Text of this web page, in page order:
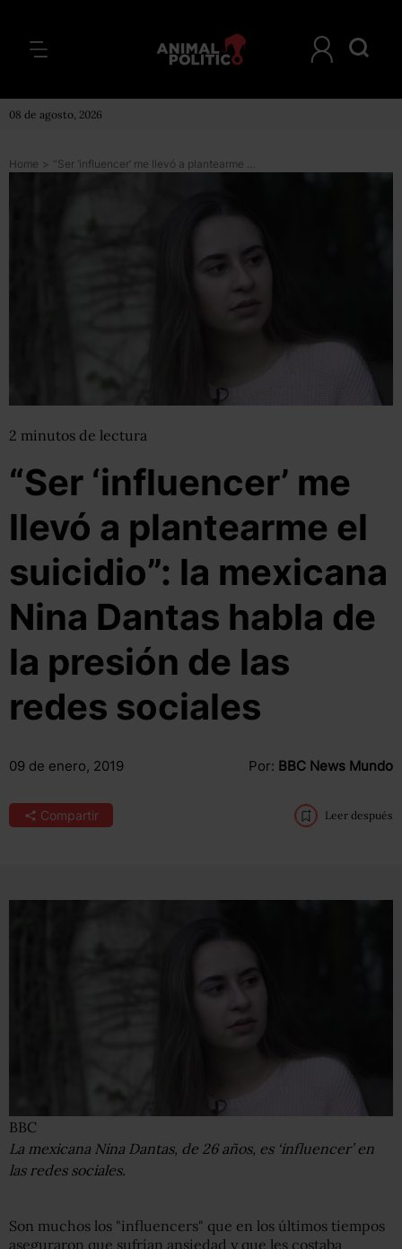
08 de agosto, 2026
Home > “Ser ‘influencer’ me llevó a plantearme el suicidio”: la mexicana Nina Dantas habla de la presión de las redes sociales
2 minutos de lectura
“Ser ‘influencer’ me
llevó a plantearme el
suicidio”: la mexicana
Nina Dantas habla de
la presión de las
redes sociales
09 de enero, 2019 Por: BBC News Mundo
Compartir Leer después
BBC
La mexicana Nina Dantas, de 26 años, es ‘influencer’ en
las redes sociales.
Son muchos los "influencers" que en los últimos tiempos
aseguraron que sufrían ansiedad y que les costaba